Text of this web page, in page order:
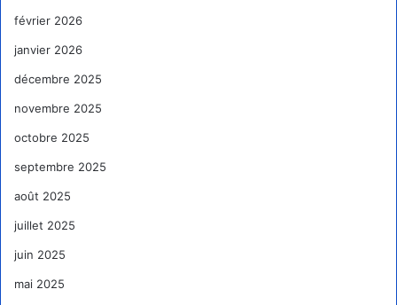
février 2026
janvier 2026
décembre 2025
novembre 2025
octobre 2025
septembre 2025
août 2025
juillet 2025
juin 2025
mai 2025